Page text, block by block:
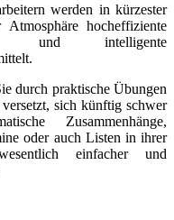
werden in kürzester
hocheffiziente
und intelligente
durch praktische Übungen
sich künftig schwer
Zusammenhänge,
oder auch Listen in ihrer
einfacher und